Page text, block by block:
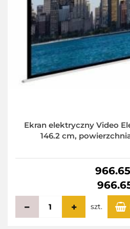
Ekran elektryczny Video
146.2 cm,
966.65
szt.